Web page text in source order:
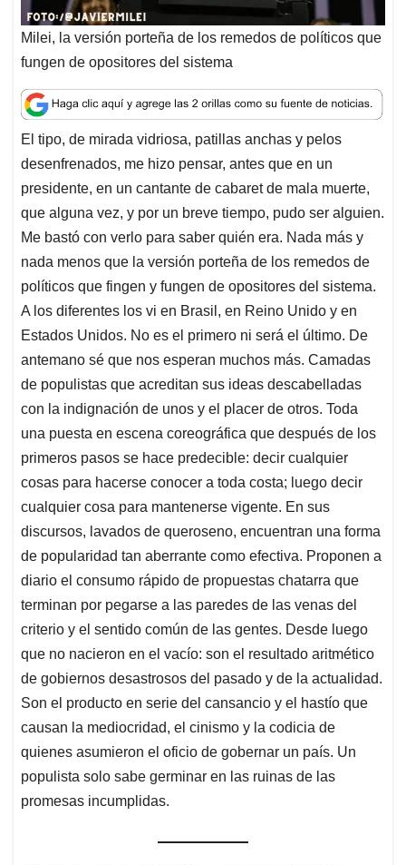
Milei, la versión porteña de los remedos de políticos que
fungen de opositores del sistema
El tipo, de mirada vidriosa, patillas anchas y pelos
desenfrenados, me hizo pensar, antes que en un
presidente, en un cantante de cabaret de mala muerte,
que alguna vez, y por un breve tiempo, pudo ser alguien.
Me bastó con verlo para saber quién era. Nada más y
nada menos que la versión porteña de los remedos de
políticos que fingen y fungen de opositores del sistema.
A los diferentes los vi en Brasil, en Reino Unido y en
Estados Unidos. No es el primero ni será el último. De
antemano sé que nos esperan muchos más. Camadas
de populistas que acreditan sus ideas descabelladas
con la indignación de unos y el placer de otros. Toda
una puesta en escena coreográfica que después de los
primeros pasos se hace predecible: decir cualquier
cosas para hacerse conocer a toda costa; luego decir
cualquier cosa para mantenerse vigente. En sus
discursos, lavados de queroseno, encuentran una forma
de popularidad tan aberrante como efectiva. Proponen a
diario el consumo rápido de propuestas chatarra que
terminan por pegarse a las paredes de las venas del
criterio y el sentido común de las gentes. Desde luego
que no nacieron en el vacío: son el resultado aritmético
de gobiernos desastrosos del pasado y de la actualidad.
Son el producto en serie del cansancio y el hastío que
causan la mediocridad, el cinismo y la codicia de
quienes asumieron el oficio de gobernar un país. Un
populista solo sabe germinar en las ruinas de las
promesas incumplidas.